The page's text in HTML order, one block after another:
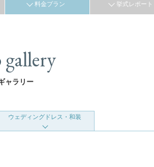
料金プラン 挙式レポート
ャラリー
ウェディングドレス・和装